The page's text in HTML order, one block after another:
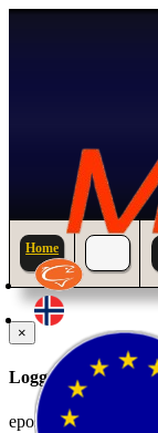
Home
×
Logg inn til din
epostadresse: